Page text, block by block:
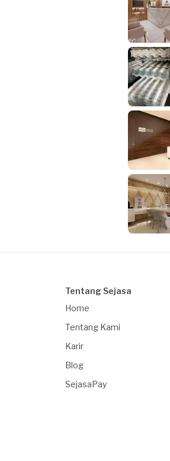
Tentang Sejasa
Home
Tentang Kami
Karir
Blog
SejasaPay